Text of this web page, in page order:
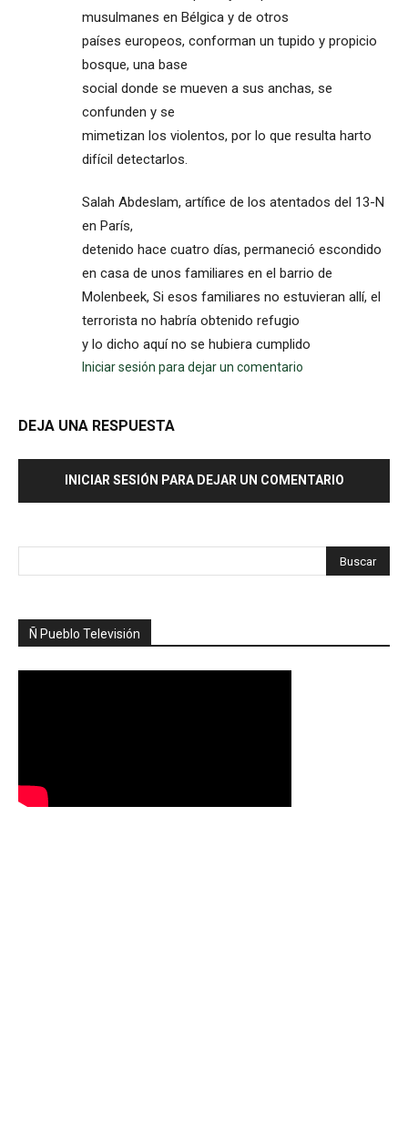
musulmanes en Bélgica y de otros
países europeos, conforman un tupido y propicio
bosque, una base
social donde se mueven a sus anchas, se
confunden y se
mimetizan los violentos, por lo que resulta harto
difícil detectarlos.
Salah Abdeslam, artífice de los atentados del 13-N
en París,
detenido hace cuatro días, permaneció escondido
en casa de unos familiares en el barrio de
Molenbeek, Si esos familiares no estuvieran allí, el
terrorista no habría obtenido refugio
y lo dicho aquí no se hubiera cumplido
Iniciar sesión para dejar un comentario
DEJA UNA RESPUESTA
INICIAR SESIÓN PARA DEJAR UN COMENTARIO
Ñ Pueblo Televisión